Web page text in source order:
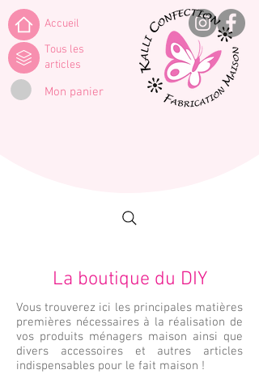
Accueil
Tous les
articles
Mon panier
La boutique du DIY
Vous trouverez ici les principales matières
premières nécessaires à la réalisation de
vos produits ménagers maison ainsi que
divers accessoires et autres articles
indispensables pour le fait maison !